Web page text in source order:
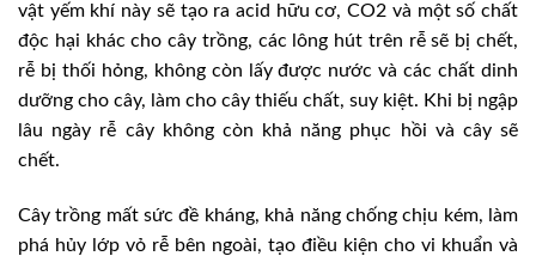
vật yếm khí này sẽ tạo ra acid hữu cơ, CO2 và một số chất
độc hại khác cho cây trồng, các lông hút trên rễ sẽ bị chết,
rễ bị thối hỏng, không còn lấy được nước và các chất dinh
dưỡng cho cây, làm cho cây thiếu chất, suy kiệt. Khi bị ngập
lâu ngày rễ cây không còn khả năng phục hồi và cây sẽ
chết.
Cây trồng mất sức đề kháng, khả năng chống chịu kém, làm
phá hủy lớp vỏ rễ bên ngoài, tạo điều kiện cho vi khuẩn và